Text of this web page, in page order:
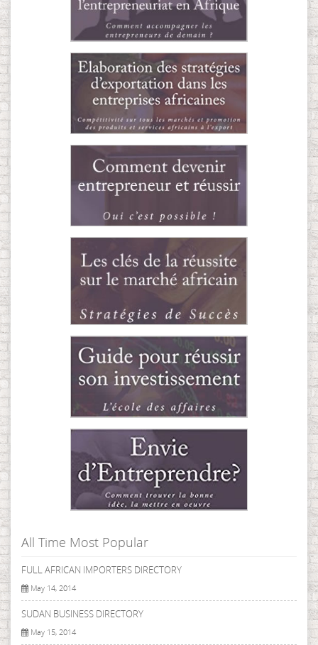
All Time Most Popular
FULL AFRICAN IMPORTERS DIRECTORY
May 14, 2014
SUDAN BUSINESS DIRECTORY
May 15, 2014